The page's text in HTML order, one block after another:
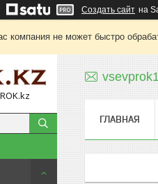
Создать сайт на
компания не может быстро
ГЛАВНАЯ